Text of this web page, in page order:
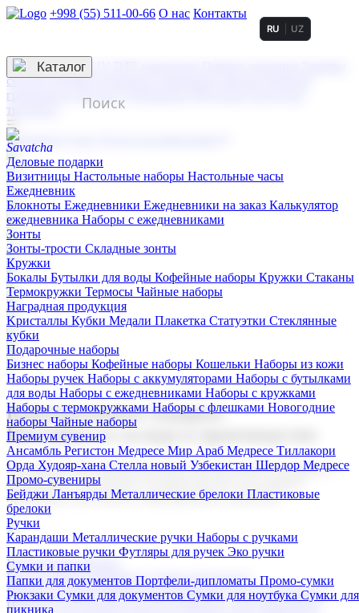
+998 (55) 511-00-66 О нас Контакты
3D гравировка
смолой (Doming)
гравировка твердая
тиснение
RU UZ
☰
Контакты
Каталог
Деловые подарки
Визитницы Настольные наборы Настольные часы
Ежедневник
Блокноты Ежедневники Ежедневники на заказ Калькулятор
ежедневника Наборы с ежедневниками
Зонты
Зонты-трости Складные зонты
Кружки
Бокалы Бутылки для воды Кофейные наборы Кружки Стаканы
Термокружки Термосы Чайные наборы
Наградная продукция
Kристаллы Кубки Медали Плакетка Статуэтки Стеклянные
кубки
Подарочные наборы
Бизнес наборы Кофейные наборы Кошельки Наборы из кожи
Наборы ручек Наборы с аккумуляторами Наборы с бутылками
для воды Наборы с ежедневниками Наборы с кружками
Наборы с термокружками Наборы с флешками Новогодние
наборы Чайные наборы
Премиум сувенир
Ансамбль Регистон Медресе Мир Араб Медресе Тиллакори
Орда Худояр-хана Стелла новый Узбекистан Шердор Медресе
Промо-сувениры
Бейджи Ланъярды Металлические брелоки Пластиковые
брелоки
Ручки
Карандаши Металлические ручки Наборы с ручками
Пластиковые ручки Футляры для ручек Эко ручки
Сумки и папки
Папки для документов Портфели-дипломаты Промо-сумки
Рюкзаки Сумки для документов Сумки для ноутбука Сумки для
пикника
Корпоративные подарки
Поставка со склада и производство
Мы предлагаем широкий выбор корпоративных подарков и
сувениров с логотипом. В нашем каталоге вы найдете
продукцию для бизнеса, мероприятия и клиентов.
Подарочные наборы
Бизнес наборыКофейные наборы Кошельки
Наборы из кожиНаборы ручекНаборы с аккумуляторами
Наборы с бутылками для воды
Наборы с ежедневниками